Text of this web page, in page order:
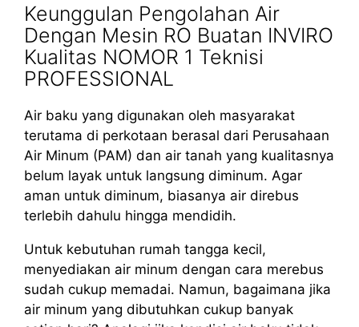
Keunggulan Pengolahan Air
Dengan Mesin RO Buatan INVIRO
Kualitas NOMOR 1 Teknisi
PROFESSIONAL
Air baku yang digunakan oleh masyarakat
terutama di perkotaan berasal dari Perusahaan
Air Minum (PAM) dan air tanah yang kualitasnya
belum layak untuk langsung diminum. Agar
aman untuk diminum, biasanya air direbus
terlebih dahulu hingga mendidih.
Untuk kebutuhan rumah tangga kecil,
menyediakan air minum dengan cara merebus
sudah cukup memadai. Namun, bagaimana jika
air minum yang dibutuhkan cukup banyak